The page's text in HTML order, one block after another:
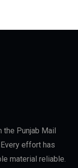
Punjab Mail
effort has
material reliable.